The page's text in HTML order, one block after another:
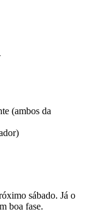
(ambos da
sábado. Já o
boa fase.